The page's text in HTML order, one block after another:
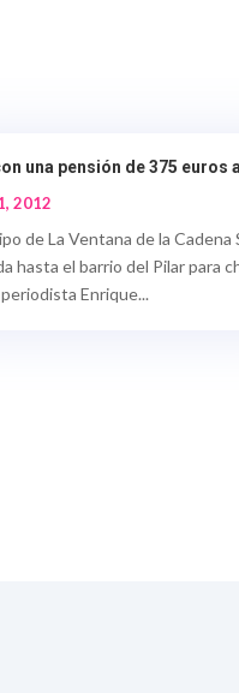
una pensión de 375 euros
2012
de La Ventana de la Cadena
hasta el barrio del Pilar para
Enrique...